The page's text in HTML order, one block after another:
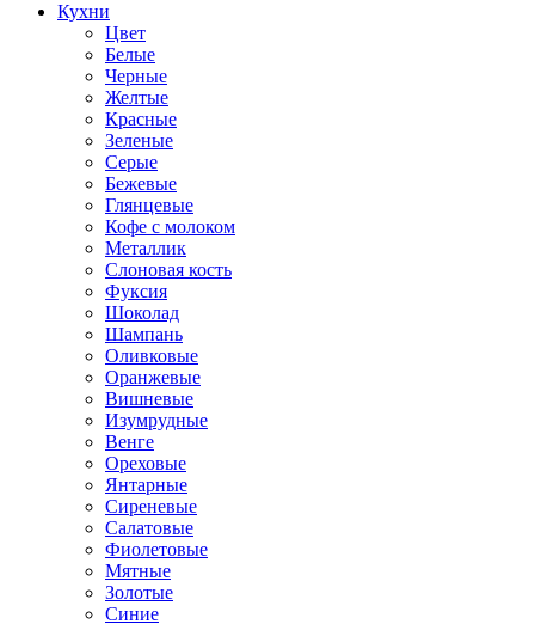
Кухни
Цвет
Белые
Черные
Желтые
Красные
Зеленые
Серые
Бежевые
Глянцевые
Кофе с молоком
Металлик
Слоновая кость
Фуксия
Шоколад
Шампань
Оливковые
Оранжевые
Вишневые
Изумрудные
Венге
Ореховые
Янтарные
Сиреневые
Салатовые
Фиолетовые
Мятные
Золотые
Синие